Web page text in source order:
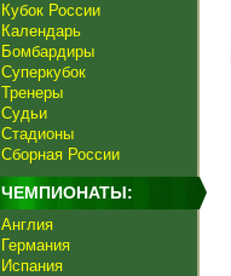
Кубок России
Календарь
Бомбардиры
Суперкубок
Тренеры
Судьи
Стадионы
Сборная России
ЧЕМПИОНАТЫ:
Англия
Германия
Испания